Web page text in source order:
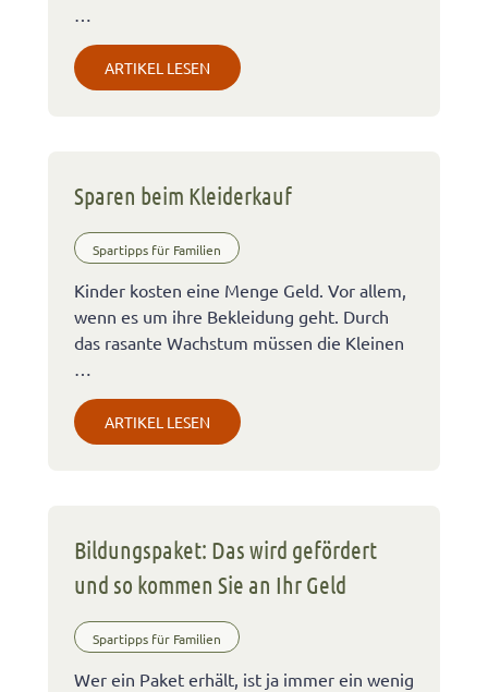
ARTIKEL LESEN
Sparen beim Kleiderkauf
Spartipps für Familien
Kinder kosten eine Menge Geld. Vor allem,
wenn es um ihre Bekleidung geht. Durch
das rasante Wachstum müssen die Kleinen
ARTIKEL LESEN
Bildungspaket: Das wird gefördert
und so kommen Sie an Ihr Geld
Spartipps für Familien
Wer ein Paket erhält, ist ja immer ein wenig